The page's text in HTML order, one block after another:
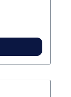
Versorgung von Milchmolaren Inhalt Kronen